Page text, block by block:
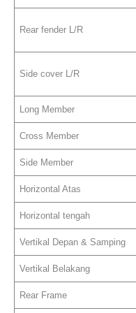
Rear fender L/R
Side cover L/R
Long Member
Cross Member
Side Member
Horizontal Atas
Horizontal tengah
Vertikal Depan & Samping
Vertikal Belakang
Rear Frame